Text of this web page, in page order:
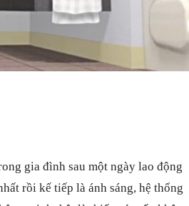
gia đình sau một ngày lao động
rồi kế tiếp là ánh sáng, hệ thống